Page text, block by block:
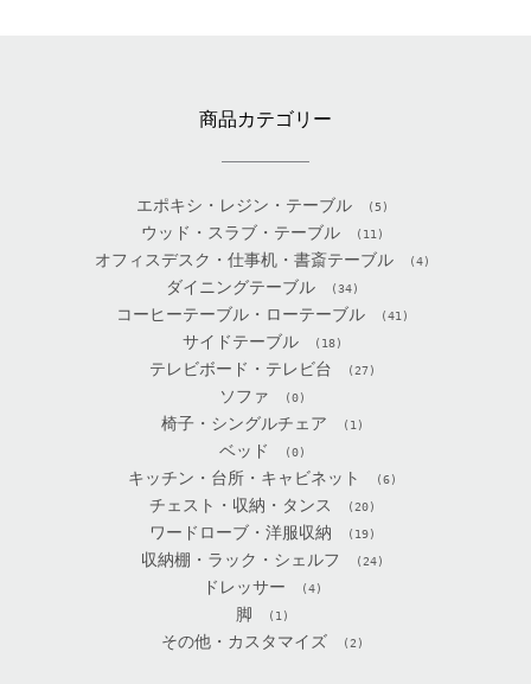
商品カテゴリー
エポキシ・レジン・テーブル (5)
ウッド・スラブ・テーブル (11)
オフィスデスク・仕事机・書斎テーブル (4)
ダイニングテーブル (34)
コーヒーテーブル・ローテーブル (41)
サイドテーブル (18)
テレビボード・テレビ台 (27)
ソファ (0)
椅子・シングルチェア (1)
ベッド (0)
キッチン・台所・キャビネット (6)
チェスト・収納・タンス (20)
ワードローブ・洋服収納 (19)
収納棚・ラック・シェルフ (24)
ドレッサー (4)
脚 (1)
その他・カスタマイズ (2)